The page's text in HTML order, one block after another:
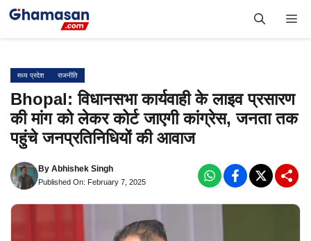
Skip
मध्य प्रदेश राजनीति
Bhopal: विधानसभा कार्यवाही के लाइव प्रसारण
की मांग को लेकर कोर्ट जाएगी कांग्रेस, जनता तक
पहुंचे जनप्रतिनिधियों की आवाज
By Abhishek Singh
Published On: February 7, 2025